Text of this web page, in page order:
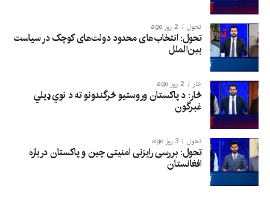
تحول 2 روز ago
تحول: انتخاب‌های محدود دولت‌های کوچک در سیاست
بین‌الملل
څار 2 روز ago
څار: د پاکستان وروستیو څرگندونو ته د نوي ډیلي
غبرگون
تحول 3 روز ago
تحول: بررسی رایزنی امنیتی چین و پاکستان درباره
افغانستان